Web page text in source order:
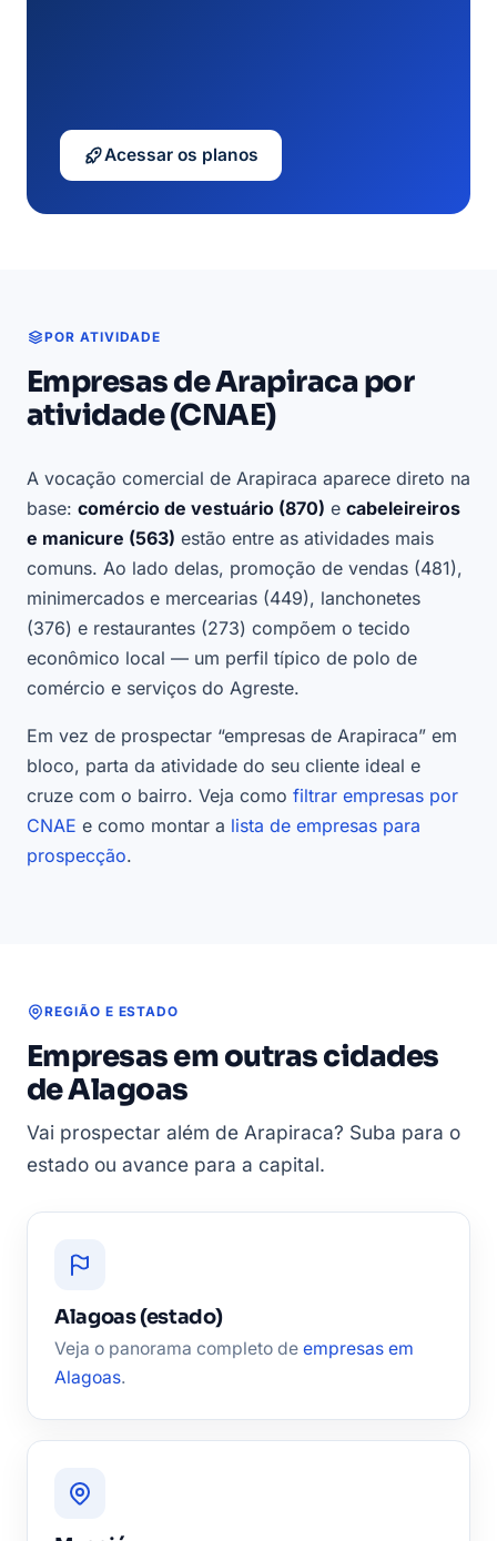
Acessar os planos
POR ATIVIDADE
Empresas de Arapiraca por
atividade (CNAE)
A vocação comercial de Arapiraca aparece direto na
base: comércio de vestuário (870) e cabeleireiros
e manicure (563) estão entre as atividades mais
comuns. Ao lado delas, promoção de vendas (481),
minimercados e mercearias (449), lanchonetes
(376) e restaurantes (273) compõem o tecido
econômico local — um perfil típico de polo de
comércio e serviços do Agreste.
Em vez de prospectar “empresas de Arapiraca” em
bloco, parta da atividade do seu cliente ideal e
cruze com o bairro. Veja como filtrar empresas por
CNAE e como montar a lista de empresas para
prospecção.
REGIÃO E ESTADO
Empresas em outras cidades
de Alagoas
Vai prospectar além de Arapiraca? Suba para o
estado ou avance para a capital.
Alagoas (estado)
Veja o panorama completo de empresas em
Alagoas.